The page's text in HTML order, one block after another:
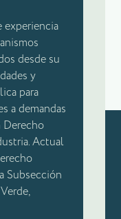
experiencia
desde su
y
para
a demandas
Derecho
Actual
Subsección